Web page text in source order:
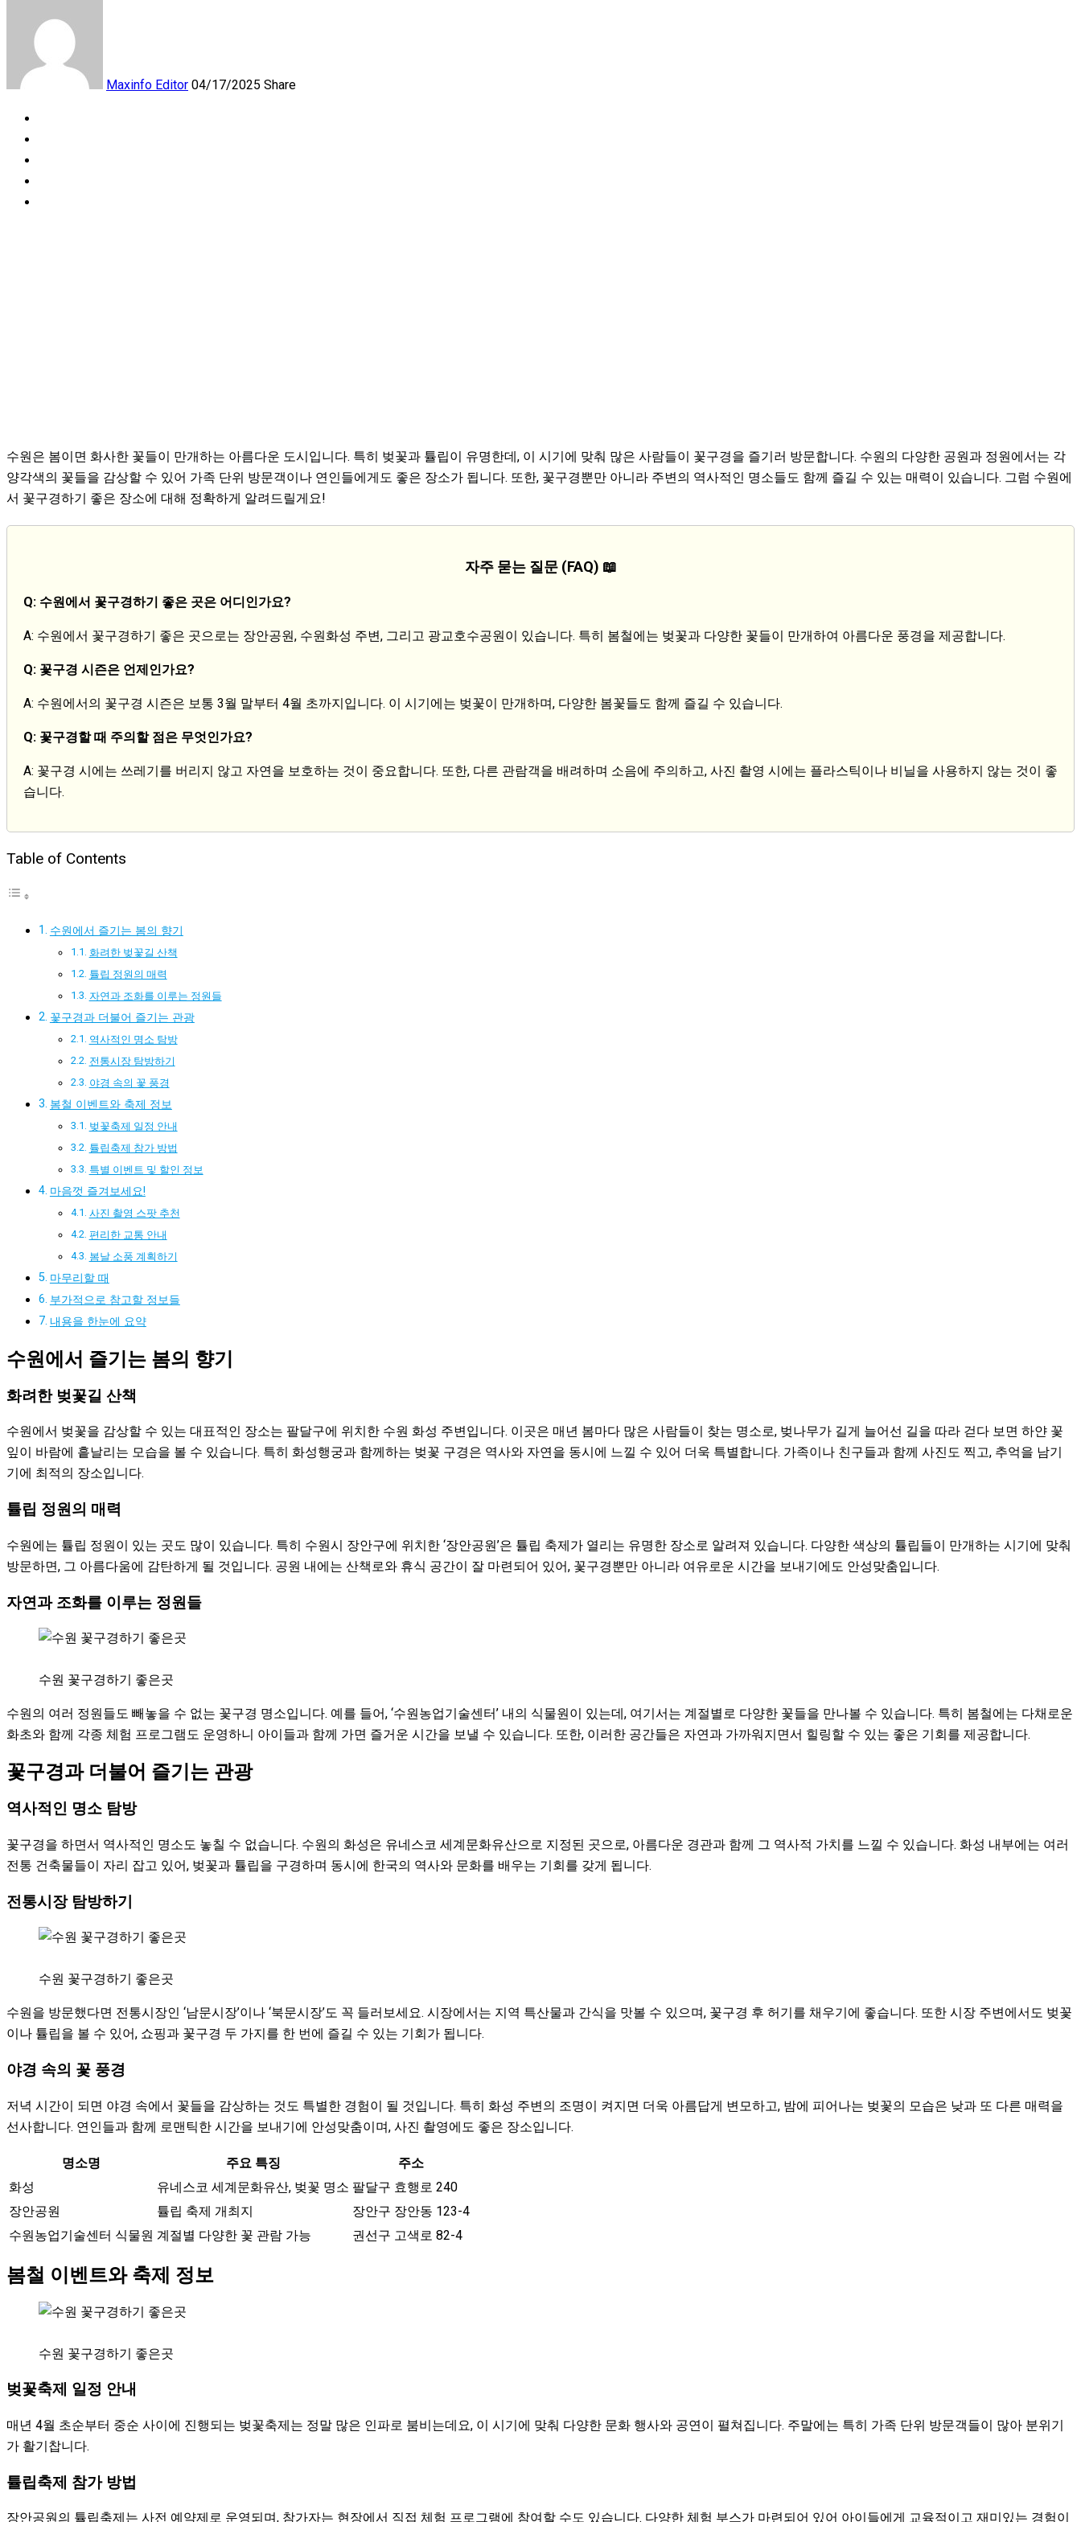
Maxinfo Editor 04/17/2025 Share
수원은 봄이면 화사한 꽃들이 만개하는 아름다운 도시입니다. 특히 벚꽃과 튤립이 유명한데, 이 시기에 맞춰 많은 사람들이 꽃구경을 즐기러 방문합니다. 수원의 다양한 공원과 정원에서는 각
양각색의 꽃들을 감상할 수 있어 가족 단위 방문객이나 연인들에게도 좋은 장소가 됩니다. 또한, 꽃구경뿐만 아니라 주변의 역사적인 명소들도 함께 즐길 수 있는 매력이 있습니다. 그럼 수원에
서 꽃구경하기 좋은 장소에 대해 정확하게 알려드릴게요!
자주 묻는 질문 (FAQ) 📖
Q: 수원에서 꽃구경하기 좋은 곳은 어디인가요?
A: 수원에서 꽃구경하기 좋은 곳으로는 장안공원, 수원화성 주변, 그리고 광교호수공원이 있습니다. 특히 봄철에는 벚꽃과 다양한 꽃들이 만개하여 아름다운 풍경을 제공합니다.
Q: 꽃구경 시즌은 언제인가요?
A: 수원에서의 꽃구경 시즌은 보통 3월 말부터 4월 초까지입니다. 이 시기에는 벚꽃이 만개하며, 다양한 봄꽃들도 함께 즐길 수 있습니다.
Q: 꽃구경할 때 주의할 점은 무엇인가요?
A: 꽃구경 시에는 쓰레기를 버리지 않고 자연을 보호하는 것이 중요합니다. 또한, 다른 관람객을 배려하며 소음에 주의하고, 사진 촬영 시에는 플라스틱이나 비닐을 사용하지 않는 것이 좋
습니다.
Table of Contents
수원에서 즐기는 봄의 향기
화려한 벚꽃길 산책
튤립 정원의 매력
자연과 조화를 이루는 정원들
꽃구경과 더불어 즐기는 관광
역사적인 명소 탐방
전통시장 탐방하기
야경 속의 꽃 풍경
봄철 이벤트와 축제 정보
벚꽃축제 일정 안내
튤립축제 참가 방법
특별 이벤트 및 할인 정보
마음껏 즐겨보세요!
사진 촬영 스팟 추천
편리한 교통 안내
봄날 소풍 계획하기
마무리할 때
부가적으로 참고할 정보들
내용을 한눈에 요약
수원에서 즐기는 봄의 향기
화려한 벚꽃길 산책
수원에서 벚꽃을 감상할 수 있는 대표적인 장소는 팔달구에 위치한 수원 화성 주변입니다. 이곳은 매년 봄마다 많은 사람들이 찾는 명소로, 벚나무가 길게 늘어선 길을 따라 걷다 보면 하얀 꽃
잎이 바람에 흩날리는 모습을 볼 수 있습니다. 특히 화성행궁과 함께하는 벚꽃 구경은 역사와 자연을 동시에 느낄 수 있어 더욱 특별합니다. 가족이나 친구들과 함께 사진도 찍고, 추억을 남기
기에 최적의 장소입니다.
튤립 정원의 매력
수원에는 튤립 정원이 있는 곳도 많이 있습니다. 특히 수원시 장안구에 위치한 ‘장안공원’은 튤립 축제가 열리는 유명한 장소로 알려져 있습니다. 다양한 색상의 튤립들이 만개하는 시기에 맞춰
방문하면, 그 아름다움에 감탄하게 될 것입니다. 공원 내에는 산책로와 휴식 공간이 잘 마련되어 있어, 꽃구경뿐만 아니라 여유로운 시간을 보내기에도 안성맞춤입니다.
자연과 조화를 이루는 정원들
수원 꽃구경하기 좋은곳
수원의 여러 정원들도 빼놓을 수 없는 꽃구경 명소입니다. 예를 들어, ‘수원농업기술센터’ 내의 식물원이 있는데, 여기서는 계절별로 다양한 꽃들을 만나볼 수 있습니다. 특히 봄철에는 다채로운
화초와 함께 각종 체험 프로그램도 운영하니 아이들과 함께 가면 즐거운 시간을 보낼 수 있습니다. 또한, 이러한 공간들은 자연과 가까워지면서 힐링할 수 있는 좋은 기회를 제공합니다.
꽃구경과 더불어 즐기는 관광
역사적인 명소 탐방
꽃구경을 하면서 역사적인 명소도 놓칠 수 없습니다. 수원의 화성은 유네스코 세계문화유산으로 지정된 곳으로, 아름다운 경관과 함께 그 역사적 가치를 느낄 수 있습니다. 화성 내부에는 여러
전통 건축물들이 자리 잡고 있어, 벚꽃과 튤립을 구경하며 동시에 한국의 역사와 문화를 배우는 기회를 갖게 됩니다.
전통시장 탐방하기
수원 꽃구경하기 좋은곳
수원을 방문했다면 전통시장인 ‘남문시장’이나 ‘북문시장’도 꼭 들러보세요. 시장에서는 지역 특산물과 간식을 맛볼 수 있으며, 꽃구경 후 허기를 채우기에 좋습니다. 또한 시장 주변에서도 벚꽃
이나 튤립을 볼 수 있어, 쇼핑과 꽃구경 두 가지를 한 번에 즐길 수 있는 기회가 됩니다.
야경 속의 꽃 풍경
저녁 시간이 되면 야경 속에서 꽃들을 감상하는 것도 특별한 경험이 될 것입니다. 특히 화성 주변의 조명이 켜지면 더욱 아름답게 변모하고, 밤에 피어나는 벚꽃의 모습은 낮과 또 다른 매력을
선사합니다. 연인들과 함께 로맨틱한 시간을 보내기에 안성맞춤이며, 사진 촬영에도 좋은 장소입니다.
명소명 주요 특징
주소
화성
유네스코 세계문화유산, 벚꽃 명소 팔달구 효행로 240
장안공원
튤립 축제 개최지
장안구 장안동 123-4
수원농업기술센터 식물원 계절별 다양한 꽃 관람 가능 권선구 고색로 82-4
봄철 이벤트와 축제 정보
수원 꽃구경하기 좋은곳
벚꽃축제 일정 안내
매년 4월 초순부터 중순 사이에 진행되는 벚꽃축제는 정말 많은 인파로 붐비는데요, 이 시기에 맞춰 다양한 문화 행사와 공연이 펼쳐집니다. 주말에는 특히 가족 단위 방문객들이 많아 분위기
가 활기찹니다.
튤립축제 참가 방법
장안공원의 튤립축제는 사전 예약제로 운영되며, 참가자는 현장에서 직접 체험 프로그램에 참여할 수도 있습니다. 다양한 체험 부스가 마련되어 있어 아이들에게 교육적이고 재미있는 경험이